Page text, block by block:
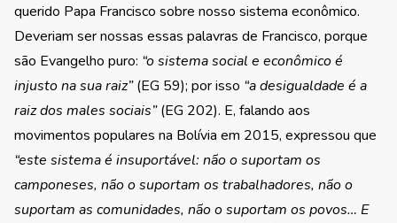
querido Papa Francisco sobre nosso sistema econômico.
Deveriam ser nossas essas palavras de Francisco, porque
são Evangelho puro: “o sistema social e econômico é
injusto na sua raiz”(EG 59); por isso “a desigualdade é a
raiz dos males sociais”(EG 202). E, falando aos
movimentos populares na Bolívia em 2015, expressou que
“este sistema é insuportável: não o suportam os
camponeses, não o suportam os trabalhadores, não o
suportam as comunidades, não o suportam os povos… E